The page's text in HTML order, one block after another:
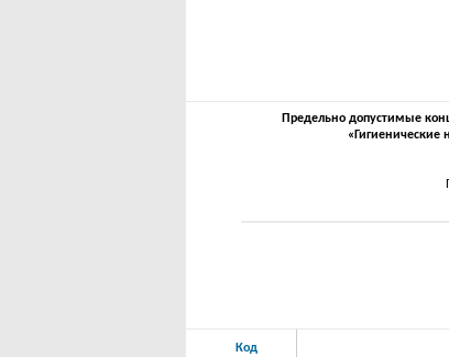
Предельно допустимые
«Гигиенические
Код